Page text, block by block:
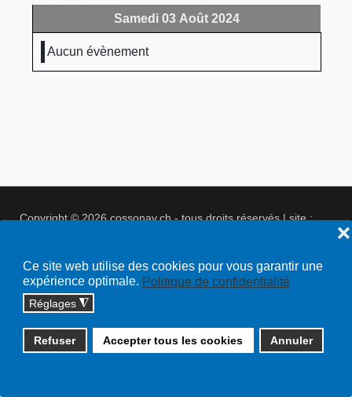
Ce site web utilise des cookies pour vous garantir une
expérience optimale. Politique de confidentialité
Réglages ◮
Refuser Accepter tous les cookies Annuler
❌
Samedi 03 Août 2024
Aucun évènement
Copyright © 2026 cossonay.ch - tous droits réservés | site :
Plan du site